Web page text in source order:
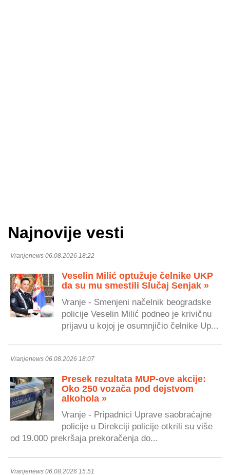
Najnovije vesti
Vranjenews 06.08.2026 18:22
Veselin Milić optužuje čelnike UKP
da su mu smestili Slučaj Senjak »
Vranje - Smenjeni načelnik beogradske
policije Veselin Milić podneo je krivičnu
prijavu u kojoj je osumnjičio čelnike Up...
Vranjenews 06.08.2026 18:07
Presek rezultata MUP-ove akcije:
Oko 250 vozača pod dejstvom
alkohola »
Vranje - Pripadnici Uprave saobraćajne
policije u Direkciji policije otkrili su više
od 19.000 prekršaja prekoračenja do...
Vranjenews 06.08.2026 15:51